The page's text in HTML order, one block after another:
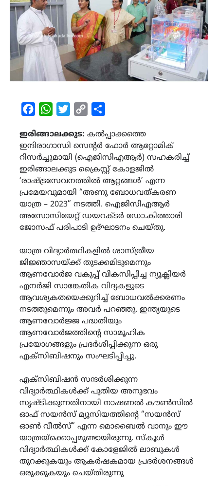
FacebookWhatsAppTwitterCopy
ഇരിങ്ങാലക്കുട: കൽപ്പാക്കത്തെ
ഇന്ദിരാഗാന്ധി സെന്റർ ഫോർ ആറ്റോമിക്
റിസർച്ചുമായി (ഐജിസിഎആർ) സഹകരിച്ച്
ഇരിങ്ങാലക്കുട ക്രൈസ്റ്റ് കോളജിൽ
‘രാഷ്ട്രസേവനത്തിൽ ആറ്റങ്ങൾ’ എന്ന
പ്രമേയവുമായി “അണു ബോധവത്കരണ
യാത്ര – 2023” നടത്തി. ഐജിസിഎആർ
അസോസിയേറ്റ് ഡയറക്ടർ ഡോ.കിത്താരി
ജോസഫ് പരിപാടി ഉദ്ഘാടനം ചെയ്തു.
യാത്ര വിദ്യാർത്ഥികളിൽ ശാസ്ത്രീയ
ജിജ്ഞാസയ്ക്ക് തുടക്കമിടുമെന്നും
ആണവോർജ വകുപ്പ് വികസിപ്പിച്ച ന്യൂക്ലിയർ
എനർജി സാങ്കേതിക വിദ്യകളുടെ
ആവശ്യകതയെക്കുറിച്ച് ബോധവൽക്കരണം
നടത്തുമെന്നും അവർ പറഞ്ഞു. ഇന്ത്യയുടെ
ആണവോർജ്ജ പദ്ധതിയും
ആണവോർജത്തിന്റെ സാമൂഹിക
പ്രയോഗങ്ങളും പ്രദർശിപ്പിക്കുന്ന ഒരു
എക്സിബിഷനും സംഘടിപ്പിച്ചു.
എക്സിബിഷൻ സന്ദർശിക്കുന്ന
വിദ്യാർത്ഥികൾക്ക് പുതിയ അനുഭവം
സൃഷ്ടിക്കുന്നതിനായി നാഷണൽ കൗൺസിൽ
ഓഫ് സയൻസ് മ്യൂസിയത്തിന്റെ “സയൻസ്
ഓൺ വീൽസ്” എന്ന മൊബൈൽ വാനും ഈ
യാത്രയ്‌ക്കൊപ്പമുണ്ടായിരുന്നു. സ്‌കൂൾ
വിദ്യാർത്ഥികൾക്ക് കോളേജിൽ ലാബുകൾ
തുറക്കുകയും ആകർഷകമായ പ്രദർശനങ്ങൾ
ഒരുക്കുകയും ചെയ്തിരുന്നു